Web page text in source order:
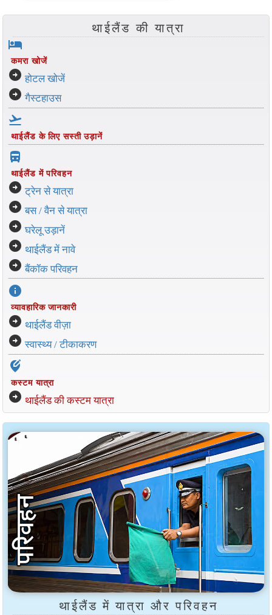
थाईलैंड की यात्रा
hotel
कमरा खोजें
arrow_circle_right होटल खोजें
arrow_circle_right गैस्टहाउस
flight_takeoff
थाईलैंड के लिए सस्ती उड़ानें
directions_bus_filled
थाईलैंड में परिवहन
arrow_circle_right ट्रेन से यात्रा
arrow_circle_right बस / वैन से यात्रा
arrow_circle_right घरेलू उड़ानें
arrow_circle_right थाईलैंड में नावे
arrow_circle_right बैंकॉक परिवहन
info
व्यावहारिक जानकारी
arrow_circle_right थाईलैंड वीज़ा
arrow_circle_right स्वास्थ्य / टीकाकरण
edit_location_alt
कस्टम यात्रा
arrow_circle_right थाईलैंड की कस्टम यात्रा
थाईलैंड में यात्रा और परिवहन